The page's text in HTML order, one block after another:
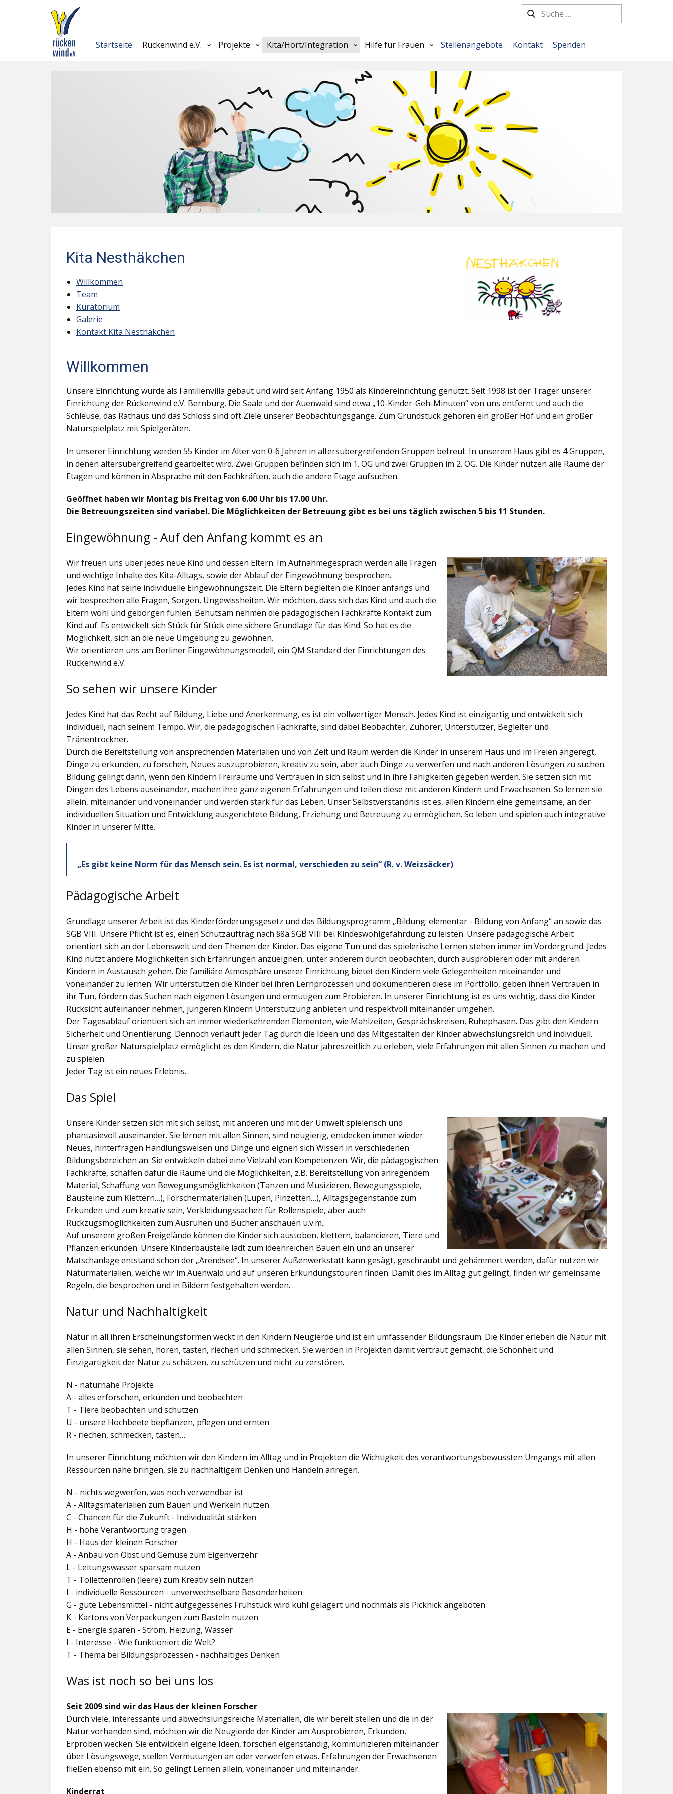
Startseite Rückenwind e.V. Projekte Kita/Hort/Integration Hilfe für Frauen Stellenangebote Kontakt Spenden
Kita Nesthäkchen
Willkommen
Team
Kuratorium
Galerie
Kontakt Kita Nesthäkchen
Willkommen
Unsere Einrichtung wurde als Familienvilla gebaut und wird seit Anfang 1950 als Kindereinrichtung genutzt. Seit 1998 ist der Träger unserer
Einrichtung der Rückenwind e.V. Bernburg. Die Saale und der Auenwald sind etwa „10-Kinder-Geh-Minuten“ von uns entfernt und auch die
Schleuse, das Rathaus und das Schloss sind oft Ziele unserer Beobachtungsgänge. Zum Grundstück gehören ein großer Hof und ein großer
Naturspielplatz mit Spielgeräten.
In unserer Einrichtung werden 55 Kinder im Alter von 0-6 Jahren in altersübergreifenden Gruppen betreut. In unserem Haus gibt es 4 Gruppen,
in denen altersübergreifend gearbeitet wird. Zwei Gruppen befinden sich im 1. OG und zwei Gruppen im 2. OG. Die Kinder nutzen alle Räume der
Etagen und können in Absprache mit den Fachkräften, auch die andere Etage aufsuchen.
Geöffnet haben wir Montag bis Freitag von 6.00 Uhr bis 17.00 Uhr.
Die Betreuungszeiten sind variabel. Die Möglichkeiten der Betreuung gibt es bei uns täglich zwischen 5 bis 11 Stunden.
Eingewöhnung - Auf den Anfang kommt es an
Wir freuen uns über jedes neue Kind und dessen Eltern. Im Aufnahmegespräch werden alle Fragen
und wichtige Inhalte des Kita-Alltags, sowie der Ablauf der Eingewöhnung besprochen.
Jedes Kind hat seine individuelle Eingewöhnungszeit. Die Eltern begleiten die Kinder anfangs und
wir besprechen alle Fragen, Sorgen, Ungewissheiten. Wir möchten, dass sich das Kind und auch die
Eltern wohl und geborgen fühlen. Behutsam nehmen die pädagogischen Fachkräfte Kontakt zum
Kind auf. Es entwickelt sich Stück für Stück eine sichere Grundlage für das Kind. So hat es die
Möglichkeit, sich an die neue Umgebung zu gewöhnen.
Wir orientieren uns am Berliner Eingewöhnungsmodell, ein QM Standard der Einrichtungen des
Rückenwind e.V.
So sehen wir unsere Kinder
Jedes Kind hat das Recht auf Bildung, Liebe und Anerkennung, es ist ein vollwertiger Mensch. Jedes Kind ist einzigartig und entwickelt sich
individuell, nach seinem Tempo. Wir, die pädagogischen Fachkräfte, sind dabei Beobachter, Zuhörer, Unterstützer, Begleiter und
Tränentrockner.
Durch die Bereitstellung von ansprechenden Materialien und von Zeit und Raum werden die Kinder in unserem Haus und im Freien angeregt,
Dinge zu erkunden, zu forschen, Neues auszuprobieren, kreativ zu sein, aber auch Dinge zu verwerfen und nach anderen Lösungen zu suchen.
Bildung gelingt dann, wenn den Kindern Freiräume und Vertrauen in sich selbst und in ihre Fähigkeiten gegeben werden. Sie setzen sich mit
Dingen des Lebens auseinander, machen ihre ganz eigenen Erfahrungen und teilen diese mit anderen Kindern und Erwachsenen. So lernen sie
allein, miteinander und voneinander und werden stark für das Leben. Unser Selbstverständnis ist es, allen Kindern eine gemeinsame, an der
individuellen Situation und Entwicklung ausgerichtete Bildung, Erziehung und Betreuung zu ermöglichen. So leben und spielen auch integrative
Kinder in unserer Mitte.
„Es gibt keine Norm für das Mensch sein. Es ist normal, verschieden zu sein“ (R. v. Weizsäcker)
Pädagogische Arbeit
Grundlage unserer Arbeit ist das Kinderförderungsgesetz und das Bildungsprogramm „Bildung: elementar - Bildung von Anfang“ an sowie das
SGB VIII. Unsere Pflicht ist es, einen Schutzauftrag nach §8a SGB VIII bei Kindeswohlgefährdung zu leisten. Unsere pädagogische Arbeit
orientiert sich an der Lebenswelt und den Themen der Kinder. Das eigene Tun und das spielerische Lernen stehen immer im Vordergrund. Jedes
Kind nutzt andere Möglichkeiten sich Erfahrungen anzueignen, unter anderem durch beobachten, durch ausprobieren oder mit anderen
Kindern in Austausch gehen. Die familiäre Atmosphäre unserer Einrichtung bietet den Kindern viele Gelegenheiten miteinander und
voneinander zu lernen. Wir unterstützen die Kinder bei ihren Lernprozessen und dokumentieren diese im Portfolio, geben ihnen Vertrauen in
ihr Tun, fördern das Suchen nach eigenen Lösungen und ermutigen zum Probieren. In unserer Einrichtung ist es uns wichtig, dass die Kinder
Rücksicht aufeinander nehmen, jüngeren Kindern Unterstützung anbieten und respektvoll miteinander umgehen.
Der Tagesablauf orientiert sich an immer wiederkehrenden Elementen, wie Mahlzeiten, Gesprächskreisen, Ruhephasen. Das gibt den Kindern
Sicherheit und Orientierung. Dennoch verläuft jeder Tag durch die Ideen und das Mitgestalten der Kinder abwechslungsreich und individuell.
Unser großer Naturspielplatz ermöglicht es den Kindern, die Natur jahreszeitlich zu erleben, viele Erfahrungen mit allen Sinnen zu machen und
zu spielen.
Jeder Tag ist ein neues Erlebnis.
Das Spiel
Unsere Kinder setzen sich mit sich selbst, mit anderen und mit der Umwelt spielerisch und
phantasievoll auseinander. Sie lernen mit allen Sinnen, sind neugierig, entdecken immer wieder
Neues, hinterfragen Handlungsweisen und Dinge und eignen sich Wissen in verschiedenen
Bildungsbereichen an. Sie entwickeln dabei eine Vielzahl von Kompetenzen. Wir, die pädagogischen
Fachkräfte, schaffen dafür die Räume und die Möglichkeiten, z.B. Bereitstellung von anregendem
Material, Schaffung von Bewegungsmöglichkeiten (Tanzen und Musizieren, Bewegungsspiele,
Bausteine zum Klettern…), Forschermaterialien (Lupen, Pinzetten…), Alltagsgegenstände zum
Erkunden und zum kreativ sein, Verkleidungssachen für Rollenspiele, aber auch
Rückzugsmöglichkeiten zum Ausruhen und Bücher anschauen u.v.m..
Auf unserem großen Freigelände können die Kinder sich austoben, klettern, balancieren, Tiere und
Pflanzen erkunden. Unsere Kinderbaustelle lädt zum ideenreichen Bauen ein und an unserer
Matschanlage entstand schon der „Arendsee“. In unserer Außenwerkstatt kann gesägt, geschraubt und gehämmert werden, dafür nutzen wir
Naturmaterialien, welche wir im Auenwald und auf unseren Erkundungstouren finden. Damit dies im Alltag gut gelingt, finden wir gemeinsame
Regeln, die besprochen und in Bildern festgehalten werden.
Natur und Nachhaltigkeit
Natur in all ihren Erscheinungsformen weckt in den Kindern Neugierde und ist ein umfassender Bildungsraum. Die Kinder erleben die Natur mit
allen Sinnen, sie sehen, hören, tasten, riechen und schmecken. Sie werden in Projekten damit vertraut gemacht, die Schönheit und
Einzigartigkeit der Natur zu schätzen, zu schützen und nicht zu zerstören.
N - naturnahe Projekte
A - alles erforschen, erkunden und beobachten
T - Tiere beobachten und schützen
U - unsere Hochbeete bepflanzen, pflegen und ernten
R - riechen, schmecken, tasten….
In unserer Einrichtung möchten wir den Kindern im Alltag und in Projekten die Wichtigkeit des verantwortungsbewussten Umgangs mit allen
Ressourcen nahe bringen, sie zu nachhaltigem Denken und Handeln anregen.
N - nichts wegwerfen, was noch verwendbar ist
A - Alltagsmaterialien zum Bauen und Werkeln nutzen
C - Chancen für die Zukunft - Individualität stärken
H - hohe Verantwortung tragen
H - Haus der kleinen Forscher
A - Anbau von Obst und Gemüse zum Eigenverzehr
L - Leitungswasser sparsam nutzen
T - Toilettenrollen (leere) zum Kreativ sein nutzen
I - individuelle Ressourcen - unverwechselbare Besonderheiten
G - gute Lebensmittel - nicht aufgegessenes Frühstück wird kühl gelagert und nochmals als Picknick angeboten
K - Kartons von Verpackungen zum Basteln nutzen
E - Energie sparen - Strom, Heizung, Wasser
I - Interesse - Wie funktioniert die Welt?
T - Thema bei Bildungsprozessen - nachhaltiges Denken
Was ist noch so bei uns los
Seit 2009 sind wir das Haus der kleinen Forscher
Durch viele, interessante und abwechslungsreiche Materialien, die wir bereit stellen und die in der
Natur vorhanden sind, möchten wir die Neugierde der Kinder am Ausprobieren, Erkunden,
Erproben wecken. Sie entwickeln eigene Ideen, forschen eigenständig, kommunizieren miteinander
über Lösungswege, stellen Vermutungen an oder verwerfen etwas. Erfahrungen der Erwachsenen
fließen ebenso mit ein. So gelingt Lernen allein, voneinander und miteinander.
Kinderrat